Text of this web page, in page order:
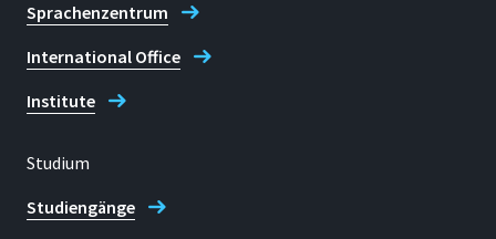
Sprachenzentrum
International Office
Institute
Studium
Studiengänge